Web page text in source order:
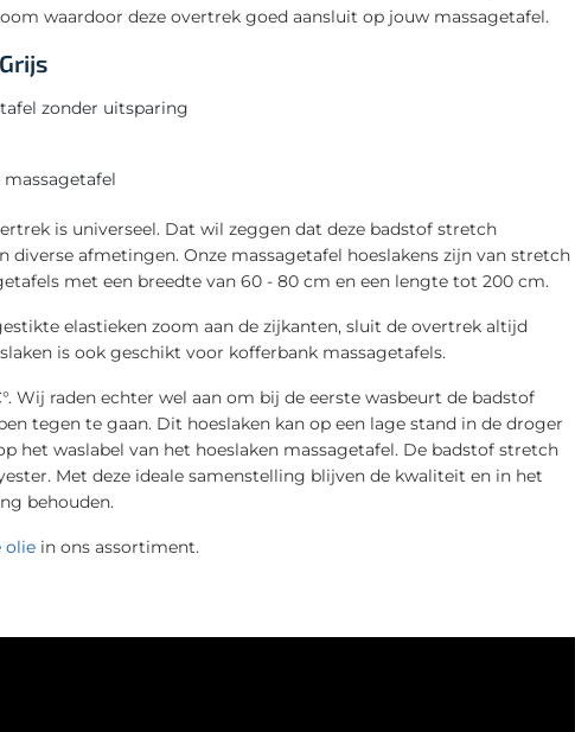
waardoor deze overtrek goed aansluit op jouw massagetafel.
zonder uitsparing
is universeel. Dat wil zeggen dat deze badstof stretch
diverse afmetingen. Onze massagetafel hoeslakens zijn van stretch
met een breedte van 60 - 80 cm en een lengte tot 200 cm.
elastieken zoom aan de zijkanten, sluit de overtrek altijd
is ook geschikt voor kofferbank massagetafels.
Wij raden echter wel aan om bij de eerste wasbeurt de badstof
tegen te gaan. Dit hoeslaken kan op een lage stand in de droger
het waslabel van het hoeslaken massagetafel. De badstof stretch
Met deze ideale samenstelling blijven de kwaliteit en in het
behouden.
olie in ons assortiment.